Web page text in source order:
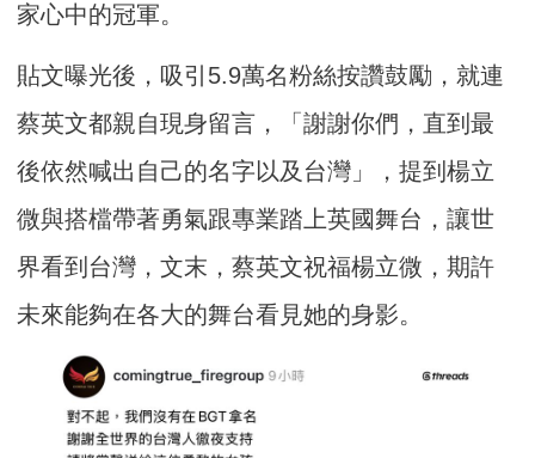
家心中的冠軍。
貼文曝光後，吸引5.9萬名粉絲按讚鼓勵，就連
蔡英文都親自現身留言，「謝謝你們，直到最
後依然喊出自己的名字以及台灣」，提到楊立
微與搭檔帶著勇氣跟專業踏上英國舞台，讓世
界看到台灣，文末，蔡英文祝福楊立微，期許
未來能夠在各大的舞台看見她的身影。